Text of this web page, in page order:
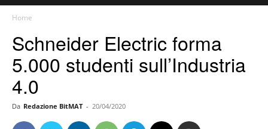
Home
Schneider Electric forma
5.000 studenti sull’Industria
4.0
Da Redazione BitMAT - 20/04/2020